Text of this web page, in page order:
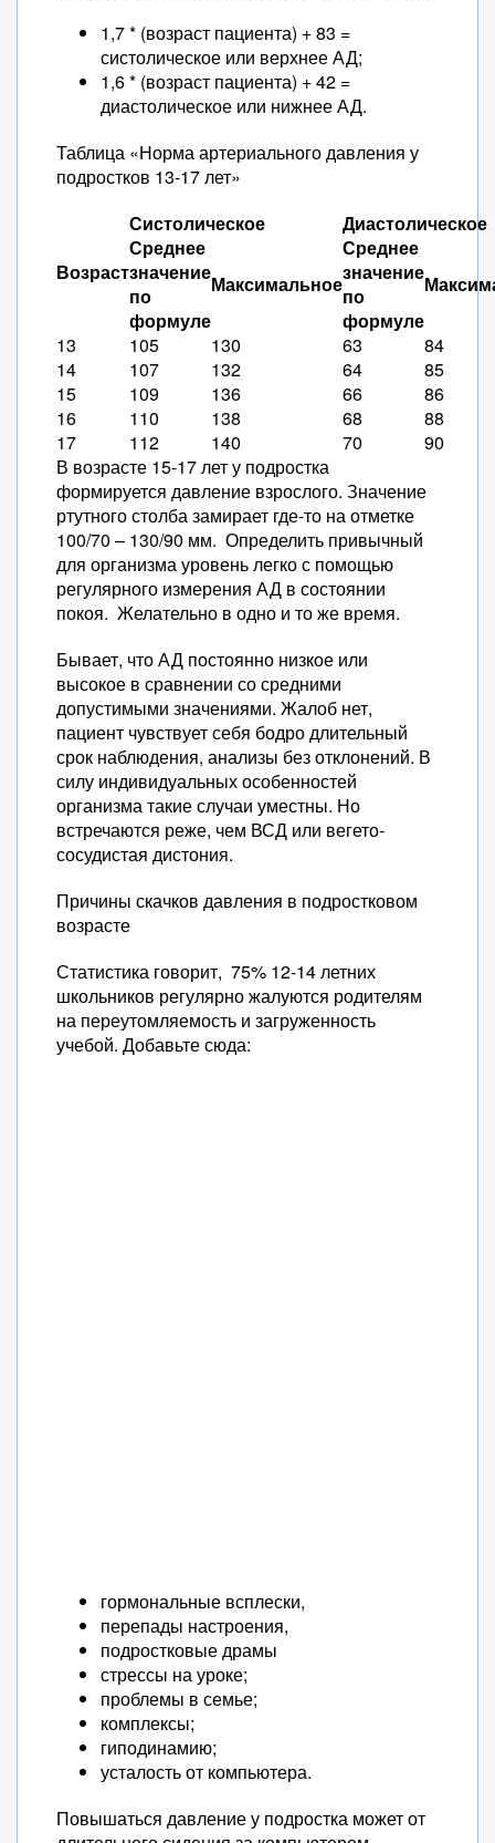
1,7 * (возраст пациента) + 83 =
систолическое или верхнее АД;
1,6 * (возраст пациента) + 42 =
диастолическое или нижнее АД.
Таблица «Норма артериального давления у
подростков 13-17 лет»
Возраст
Систолическое
Диастолическое
Среднее
значение
по
формуле
Максимальное
Среднее
значение
по
формуле
13 105 130 63
84
14
107 132 64
85
15
109 136 66
86
16
110 138 68
88
17
112 140 70
90
В возрасте 15-17 лет у подростка
формируется давление взрослого. Значение
ртутного столба замирает где-то на отметке
100/70 – 130/90 мм. Определить привычный
для организма уровень легко с помощью
регулярного измерения АД в состоянии
покоя. Желательно в одно и то же время.
Бывает, что АД постоянно низкое или
высокое в сравнении со средними
допустимыми значениями. Жалоб нет,
пациент чувствует себя бодро длительный
срок наблюдения, анализы без отклонений. В
силу индивидуальных особенностей
организма такие случаи уместны. Но
встречаются реже, чем ВСД или вегето-
сосудистая дистония.
Причины скачков давления в подростковом
возрасте
Статистика говорит, 75% 12-14 летних
школьников регулярно жалуются родителям
на переутомляемость и загруженность
учебой. Добавьте сюда:
гормональные всплески,
перепады настроения,
подростковые драмы
стрессы на уроке;
проблемы в семье;
комплексы;
гиподинамию;
усталость от компьютера.
Повышаться давление у подростка может от